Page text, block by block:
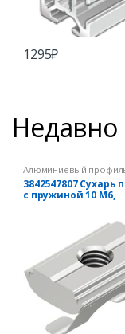
1295₽
Алюминиевый
для паза 10 мм
3842547807 Сухарь
с пружиной 10 M6,